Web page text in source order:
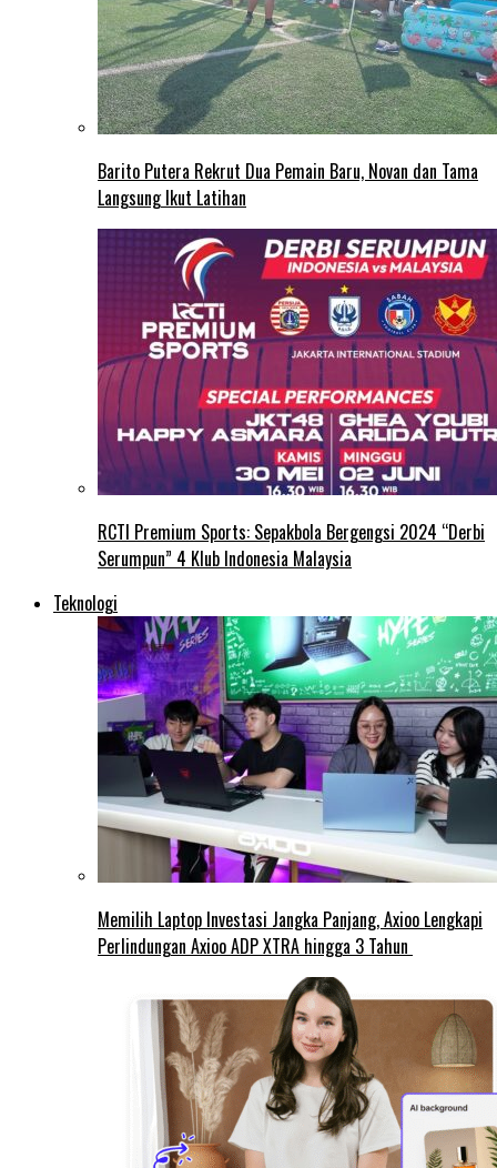
Barito Putera Rekrut Dua Pemain Baru, Novan dan Tama
Langsung Ikut Latihan
RCTI Premium Sports: Sepakbola Bergengsi 2024 “Derbi
Serumpun” 4 Klub Indonesia Malaysia
Teknologi
Memilih Laptop Investasi Jangka Panjang, Axioo Lengkapi
Perlindungan Axioo ADP XTRA hingga 3 Tahun